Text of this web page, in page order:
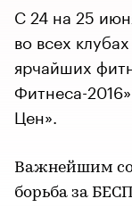
С 24 на 25
во всех
ярчайших
Фитнеса-
Цен».
Важнейшим
борьба за